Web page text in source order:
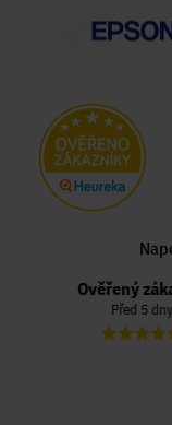
Ověřený
Před 5 dny